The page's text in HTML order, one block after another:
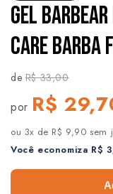
GEL
CARE BARBA
de R$ 33,00
por R$
ou 3x de R$ 9,90 sem
Você economiza R$